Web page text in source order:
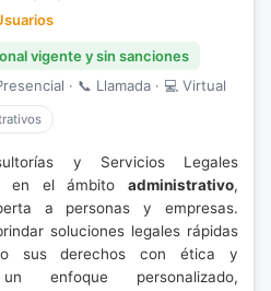
vigente y sin sanciones
· 📞 Llamada · 💻 Virtual
y Servicios Legales
en el ámbito administrativo,
a personas y empresas.
soluciones legales rápidas
sus derechos con ética y
enfoque personalizado,